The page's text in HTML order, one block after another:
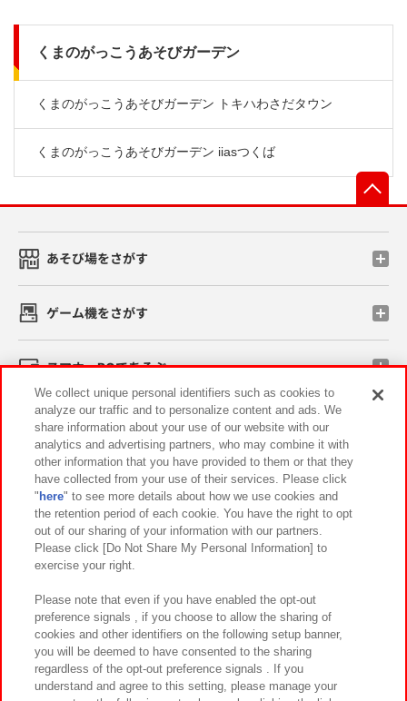
くまのがっこうあそびガーデン
くまのがっこうあそびガーデン トキハわさだタウン
くまのがっこうあそびガーデン iiasつくば
あそび場をさがす
ゲーム機をさがす
スマホ・PCであそぶ
イベント・キャンペーン
関連会社 サステナビリティ サイトポリシー
プライバシーポリシー ウェブアクセシビリティ方針と検証結果
お取引先さまとともに
カスタマーハラスメント対応方針 よくあるご質問・お問い合わせ
We collect unique personal identifiers such as cookies to
analyze our traffic and to personalize content and ads. We
share information about your use of our website with our
analytics and advertising partners, who may combine it with
other information that you have provided to them or that they
have collected from your use of their services. Please click
" here" to see more details about how we use cookies and
the retention period of each cookie. You have the right to opt
out of our sharing of your information with our partners.
Please click [Do Not Share My Personal Information] to
exercise your right.
Please note that even if you have enabled the opt-out
preference signals , if you choose to allow the sharing of
cookies and other identifiers on the following setup banner,
you will be deemed to have consented to the sharing
regardless of the opt-out preference signals . If you
understand and agree to this setting, please manage your